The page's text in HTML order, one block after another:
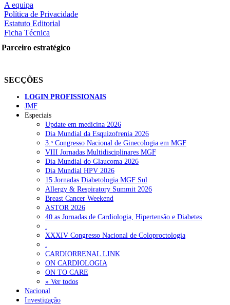
A equipa
Política de Privacidade
Estatuto Editorial
Ficha Técnica
Parceiro estratégico
SECÇÕES
LOGIN PROFISSIONAIS
JMF
Especiais
Update em medicina 2026
Dia Mundial da Esquizofrenia 2026
3.ᵒ Congresso Nacional de Ginecologia em MGF
VIII Jornadas Multidisciplinares MGF
Dia Mundial do Glaucoma 2026
Dia Mundial HPV 2026
15 Jornadas Diabetologia MGF Sul
Allergy & Respiratory Summit 2026
Breast Cancer Weekend
ASTOR 2026
40.as Jornadas de Cardiologia, Hipertensão e Diabetes
.
XXXIV Congresso Nacional de Coloproctologia
.
CARDIORRENAL LINK
ON CARDIOLOGIA
ON TO CARE
» Ver todos
Nacional
Investigação